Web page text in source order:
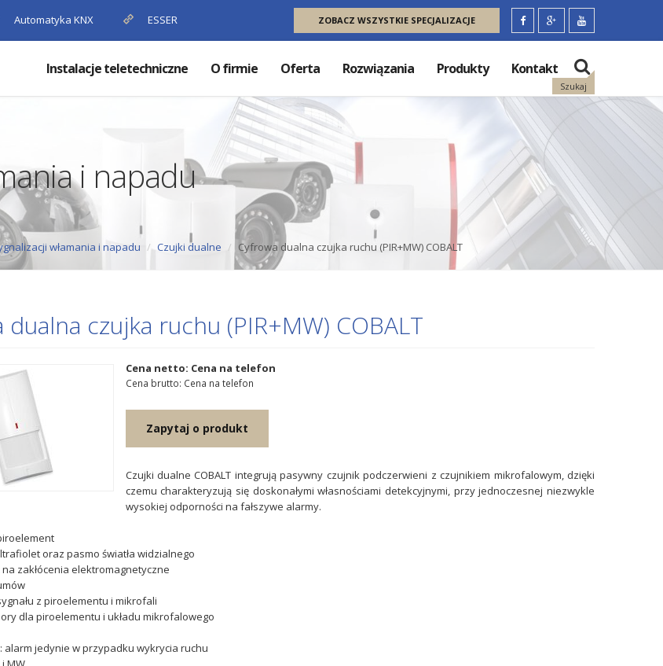
Automatyka KNX ESSER ZOBACZ WSZYSTKIE SPECJALIZACJE
Szukaj
Instalacje teletechniczne O firmie Oferta Rozwiązania Produkty Kontakt
i napadu
włamania i napadu Czujki dualne Cyfrowa dualna czujka ruchu (PIR+MW) COBALT
dualna czujka ruchu (PIR+MW) COBALT
Cena netto: Cena na telefon
Cena brutto: Cena na telefon
Zapytaj o produkt
Czujki dualne COBALT integrują pasywny czujnik podczerwieni z czujnikiem mikrofalowym, dzięki
czemu charakteryzują się doskonałymi własnościami detekcyjnymi, przy jednoczesnej niezwykle
wysokiej odporności na fałszywe alarmy.
oraz pasmo światła widzialnego
zakłócenia elektromagnetyczne
z piroelementu i mikrofali
dla piroelementu i układu mikrofalowego
alarm jedynie w przypadku wykrycia ruchu